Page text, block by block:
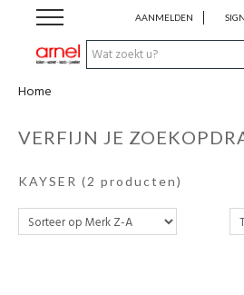
AANMELDEN
Koken
Tafel
Home
VERFIJN JE
KAYSER (2 producten)